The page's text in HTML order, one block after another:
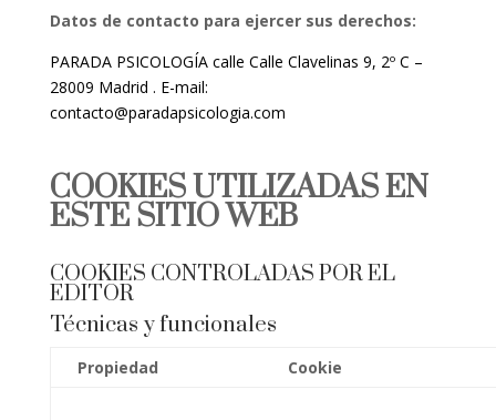
Datos de contacto para ejercer sus derechos:
PARADA PSICOLOGÍA calle Calle Clavelinas 9, 2º C –
28009 Madrid . E-mail:
contacto@paradapsicologia.com
COOKIES UTILIZADAS EN
ESTE SITIO WEB
COOKIES CONTROLADAS POR EL
EDITOR
Técnicas y funcionales
Propiedad Cookie